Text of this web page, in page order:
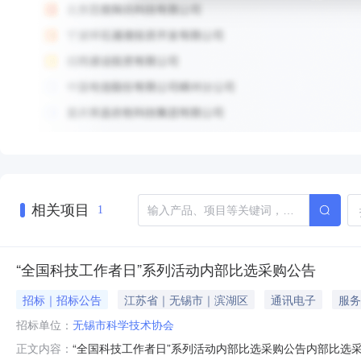
相关项目 1
“全国科技工作者日”系列活动内部比选采购公告
招标｜招标公告 江苏省｜无锡市｜滨湖区 通讯电子
服务
招标单位： 无锡市科学技术协会
正文内容： “全国科技工作者日”系列活动内部比选采购公告内部比